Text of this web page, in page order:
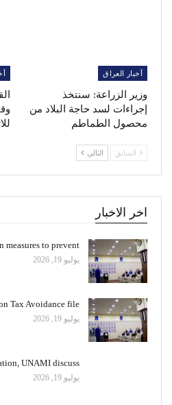
أخبار العراق
وزير الزراعة: سنتخذ
إجراءات لسد حاجة البلاد من
محصول الطماطم
السابق التالي
اخر الاخبار
measures to prevent…
يوليو 19, 2026
Tax Avoidance file
يوليو 19, 2026
UNAMI discuss…
يوليو 19, 2026